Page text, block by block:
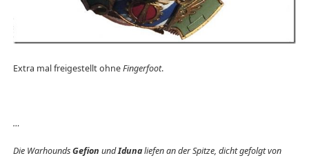
Extra mal freigestellt ohneFingerfoot.
…
Die WarhoundsGefion undIdunaliefen an der Spitze, dicht gefolgt von